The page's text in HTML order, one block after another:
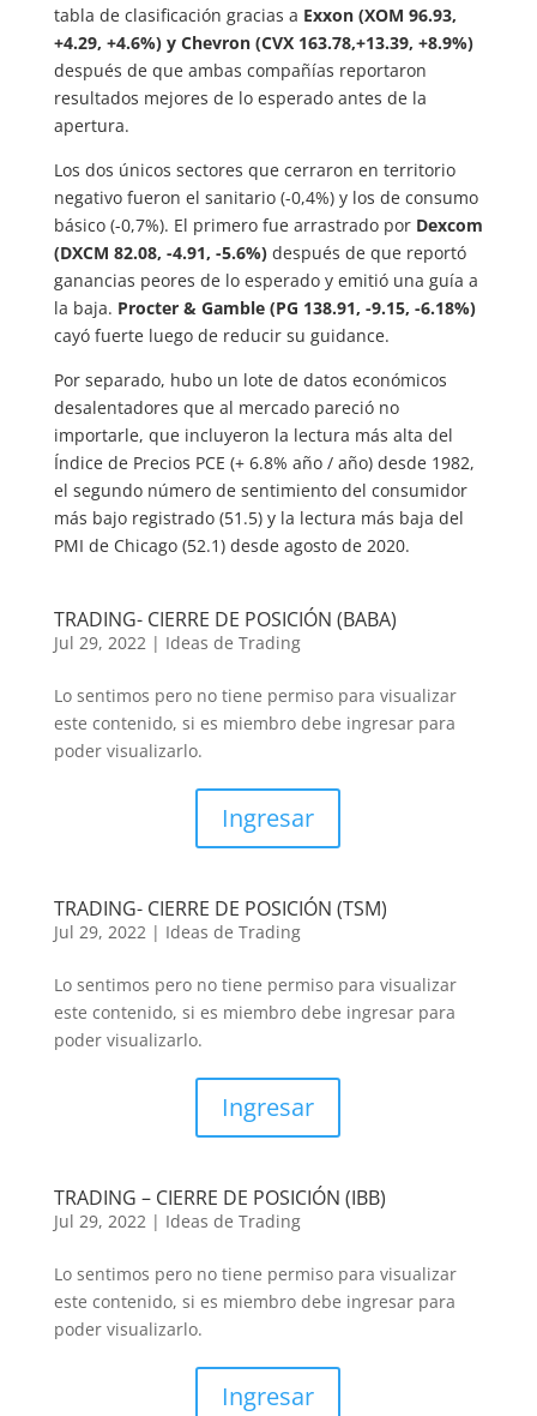
tabla de clasificación gracias a Exxon (XOM 96.93,
+4.29, +4.6%) y Chevron (CVX 163.78,+13.39, +8.9%)
después de que ambas compañías reportaron
resultados mejores de lo esperado antes de la
apertura.
Los dos únicos sectores que cerraron en territorio
negativo fueron el sanitario (-0,4%) y los de consumo
básico (-0,7%). El primero fue arrastrado por Dexcom
(DXCM 82.08, -4.91, -5.6%)después de que reportó
ganancias peores de lo esperado y emitió una guía a
la baja. Procter & Gamble (PG 138.91, -9.15, -6.18%)
cayó fuerte luego de reducir su guidance.
Por separado, hubo un lote de datos económicos
desalentadores que al mercado pareció no
importarle, que incluyeron la lectura más alta del
Índice de Precios PCE (+ 6.8% año / año) desde 1982,
el segundo número de sentimiento del consumidor
más bajo registrado (51.5) y la lectura más baja del
PMI de Chicago (52.1) desde agosto de 2020.
TRADING- CIERRE DE POSICIÓN (BABA)
Jul 29, 2022| Ideas de Trading
Lo sentimos pero no tiene permiso para visualizar
este contenido, si es miembro debe ingresar para
poder visualizarlo.
Ingresar
TRADING- CIERRE DE POSICIÓN (TSM)
Jul 29, 2022| Ideas de Trading
Lo sentimos pero no tiene permiso para visualizar
este contenido, si es miembro debe ingresar para
poder visualizarlo.
Ingresar
TRADING – CIERRE DE POSICIÓN (IBB)
Jul 29, 2022| Ideas de Trading
Lo sentimos pero no tiene permiso para visualizar
este contenido, si es miembro debe ingresar para
poder visualizarlo.
Ingresar